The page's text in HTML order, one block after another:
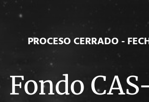
PROCESO CERRADO-
Fondo